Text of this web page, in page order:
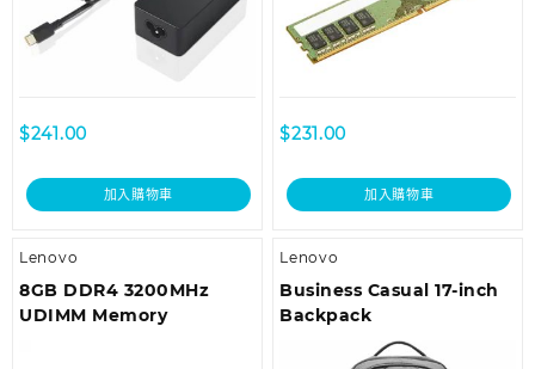
$241.00
加入購物車
$231.00
加入購物車
Lenovo
8GB DDR4 3200MHz
UDIMM Memory
Lenovo
Business Casual 17-inch
Backpack